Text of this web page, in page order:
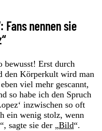
Fans nennen sie
bewusst! Erst durch
den Körperkult wird man
viel mehr gescannt,
so habe ich den Spruch
inzwischen so oft
ein wenig stolz, wenn
sagte sie der „Bild“.